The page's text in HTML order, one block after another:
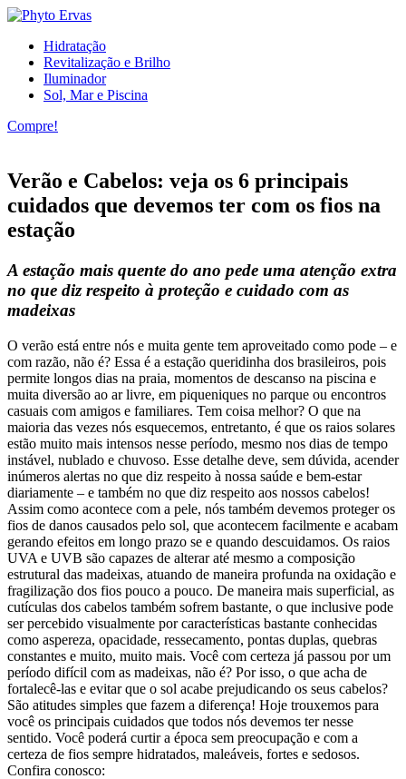
Hidratação
Revitalização e Brilho
Iluminador
Sol, Mar e Piscina
Compre!
Verão e Cabelos: veja os 6 principais
cuidados que devemos ter com os fios na
estação
A estação mais quente do ano pede uma atenção extra
no que diz respeito à proteção e cuidado com as
madeixas
O verão está entre nós e muita gente tem aproveitado como pode – e
com razão, não é? Essa é a estação queridinha dos brasileiros, pois
permite longos dias na praia, momentos de descanso na piscina e
muita diversão ao ar livre, em piqueniques no parque ou encontros
casuais com amigos e familiares. Tem coisa melhor? O que na
maioria das vezes nós esquecemos, entretanto, é que os raios solares
estão muito mais intensos nesse período, mesmo nos dias de tempo
instável, nublado e chuvoso. Esse detalhe deve, sem dúvida, acender
inúmeros alertas no que diz respeito à nossa saúde e bem-estar
diariamente – e também no que diz respeito aos nossos cabelos!
Assim como acontece com a pele, nós também devemos proteger os
fios de danos causados pelo sol, que acontecem facilmente e acabam
gerando efeitos em longo prazo se e quando descuidamos. Os raios
UVA e UVB são capazes de alterar até mesmo a composição
estrutural das madeixas, atuando de maneira profunda na oxidação e
fragilização dos fios pouco a pouco. De maneira mais superficial, as
cutículas dos cabelos também sofrem bastante, o que inclusive pode
ser percebido visualmente por características bastante conhecidas
como aspereza, opacidade, ressecamento, pontas duplas, quebras
constantes e muito, muito mais. Você com certeza já passou por um
período difícil com as madeixas, não é? Por isso, o que acha de
fortalecê-las e evitar que o sol acabe prejudicando os seus cabelos?
São atitudes simples que fazem a diferença! Hoje trouxemos para
você os principais cuidados que todos nós devemos ter nesse
sentido. Você poderá curtir a época sem preocupação e com a
certeza de fios sempre hidratados, maleáveis, fortes e sedosos.
Confira conosco: